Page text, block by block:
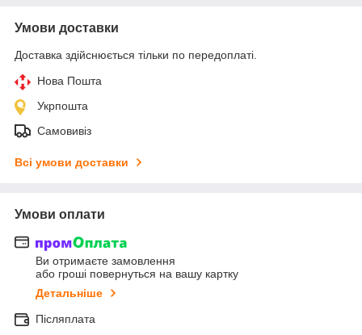
Умови доставки
Доставка здійснюється тільки по передоплаті.
Нова Пошта
Укрпошта
Самовивіз
Всі умови доставки
Умови оплати
Ви отримаєте замовлення
або гроші повернуться на вашу картку
Детальніше
Післяплата